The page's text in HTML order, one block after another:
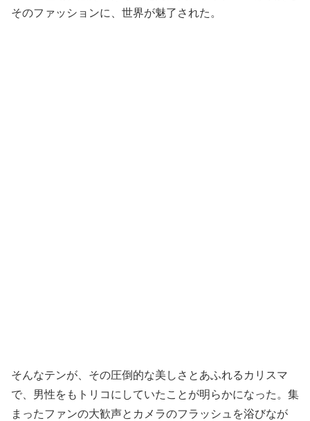
そのファッションに、世界が魅了された。
そんなテンが、その圧倒的な美しさとあふれるカリスマ
で、男性をもトリコにしていたことが明らかになった。集
まったファンの大歓声とカメラのフラッシュを浴びなが